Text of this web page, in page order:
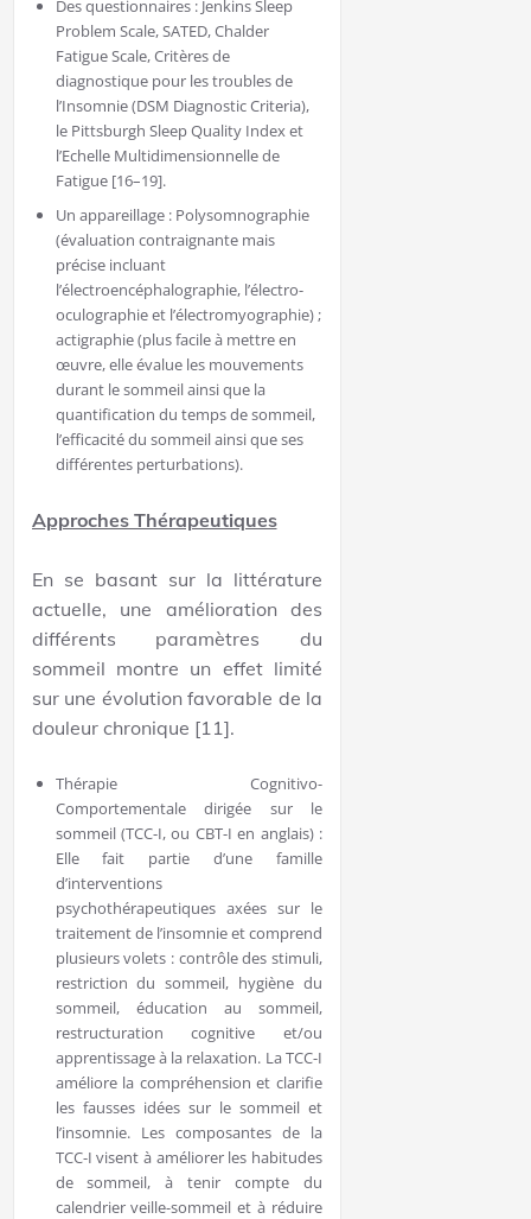
Des questionnaires : Jenkins Sleep
Problem Scale, SATED, Chalder
Fatigue Scale, Critères de
diagnostique pour les troubles de
l’Insomnie (DSM Diagnostic Criteria),
le Pittsburgh Sleep Quality Index et
l’Echelle Multidimensionnelle de
Fatigue [16–19].
Un appareillage : Polysomnographie
(évaluation contraignante mais
précise incluant
l’électroencéphalographie, l’électro-
oculographie et l’électromyographie) ;
actigraphie (plus facile à mettre en
œuvre, elle évalue les mouvements
durant le sommeil ainsi que la
quantification du temps de sommeil,
l’efficacité du sommeil ainsi que ses
différentes perturbations).
Approches Thérapeutiques
En se basant sur la littérature
actuelle, une amélioration des
différents paramètres du
sommeil montre un effet limité
sur une évolution favorable de la
douleur chronique [11].
Thérapie Cognitivo-
Comportementale dirigée sur le
sommeil (TCC-I, ou CBT-I en anglais) :
Elle fait partie d’une famille
d’interventions
psychothérapeutiques axées sur le
traitement de l’insomnie et comprend
plusieurs volets : contrôle des stimuli,
restriction du sommeil, hygiène du
sommeil, éducation au sommeil,
restructuration cognitive et/ou
apprentissage à la relaxation. La TCC-I
améliore la compréhension et clarifie
les fausses idées sur le sommeil et
l’insomnie. Les composantes de la
TCC-I visent à améliorer les habitudes
de sommeil, à tenir compte du
calendrier veille-sommeil et à réduire